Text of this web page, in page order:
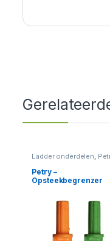
Ladder onderdelen,
Petry –
Opsteekbegrenzer